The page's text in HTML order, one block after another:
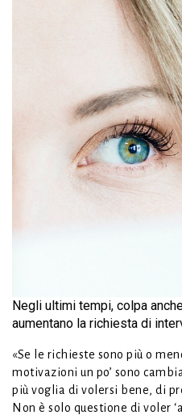
Negli ultimi tempi, colpa
aumentano la richiesta di
«Se le richieste sono più o
motivazioni un po’ sono
più voglia di volersi bene, di
Non è solo questione di voler